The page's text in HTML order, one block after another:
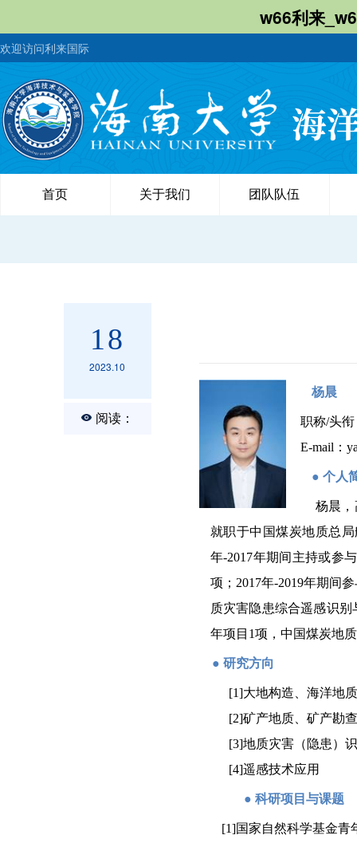
w66利来
欢迎访问利来国际
首页 关于我们 团队队伍
18
2023.10
阅读：
杨晨
职称/头
E-mail ：
● 个人
杨晨
就职于中国煤炭地质总
年-2017年期间主持或参
项； 2017年-2019年期间
质灾害隐患综合遥感识
年项目 1项，中国煤炭地
● 研究方向
[1]大地构造、海洋地
[2]矿产地质、矿产勘
[3]地质灾害（隐患）
[4]遥感技术应用
● 科研项目与课题
[1]国家自然科学基金青